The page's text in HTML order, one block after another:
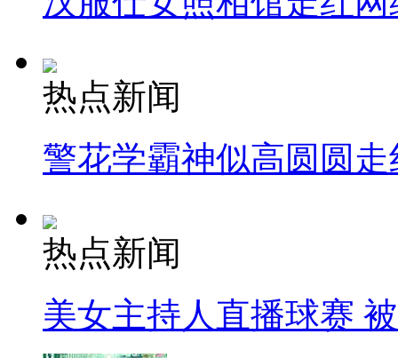
热点新闻
警花学霸神似高圆圆走
热点新闻
美女主持人直播球赛